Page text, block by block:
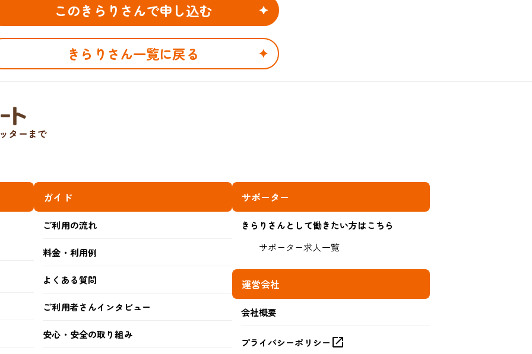
このきらりさんで申し込む
きらりさん一覧に戻る
ターまで
ガイド
ご利用の流れ
料金・利用例
よくある質問
ご利用者さんインタビュー
安心・安全の取り組み
サポーター
きらりさんとして働きたい方はこちら
サポーター求人一覧
運営会社
会社概要
プライバシーポリシー